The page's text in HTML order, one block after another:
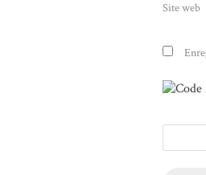
Site web